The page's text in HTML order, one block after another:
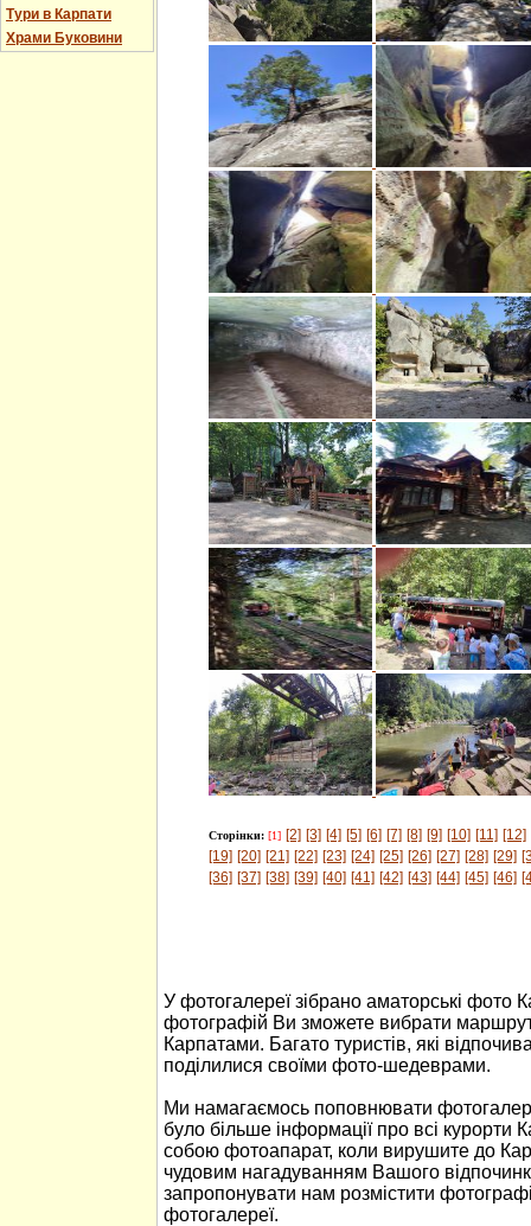
Тури в Карпати
Храми Буковини
Сторінки: [1] [2] [3] [4] [5] [6] [7] [8] [9] [10] [11] [12]
[19] [20] [21] [22] [23] [24] [25] [26] [27] [28] [29]
[36] [37] [38] [39] [40] [41] [42] [43] [44] [45] [46]
У фотогалереї зібрано аматорські фото
фотографій Ви зможете вибрати
Карпатами. Багато туристів, які
поділилися своїми фото-шедеврами.
Ми намагаємось поповнювати
було більше інформації про всі курорти
собою фотоапарат, коли вирушите до
чудовим нагадуванням Вашого
запропонувати нам розмістити
фотогалереї.